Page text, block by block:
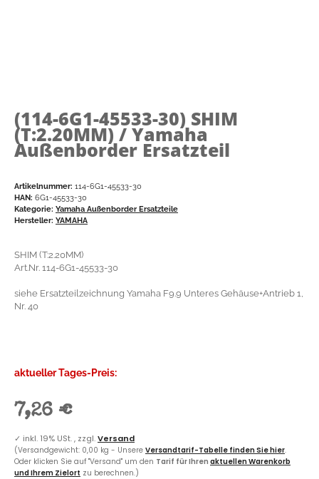
(114-6G1-45533-30) SHIM
(T:2.20MM) / Yamaha
Außenborder Ersatzteil
Artikelnummer: 114-6G1-45533-30
HAN: 6G1-45533-30
Kategorie: Yamaha Außenborder Ersatzteile
Hersteller: YAMAHA
SHIM (T:2.20MM)
Art.Nr. 114-6G1-45533-30
siehe Ersatzteilzeichnung Yamaha F9.9 Unteres Gehäuse+Antrieb 1,
Nr. 40
aktueller Tages-Preis:
7,26 €
✓ inkl. 19% USt. , zzgl.Versand
(Versandgewicht: 0,00 kg - Unsere Versandtarif-Tabelle finden Sie hier.
Oder klicken Sie auf "Versand" um den Tarif für Ihren aktuellen Warenkorb
und Ihrem Zielort zu berechnen.)